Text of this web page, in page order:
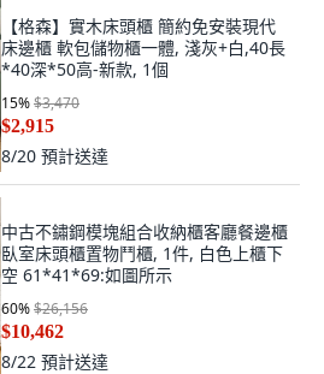
【格森】實木床頭櫃 簡約免安裝現代
床邊櫃 軟包儲物櫃一體, 淺灰+白,40長
*40深*50高-新款, 1個
15%$3,470
$2,915
8/20 預計送達
中古不鏽鋼模塊組合收納櫃客廳餐邊櫃
臥室床頭櫃置物鬥櫃, 1件, 白色上櫃下
空 61*41*69:如圖所示
60%$26,156
$10,462
8/22 預計送達